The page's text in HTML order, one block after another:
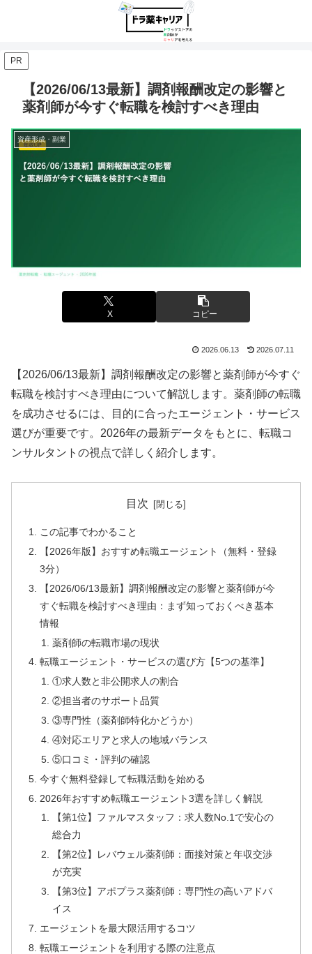
PR
【2026/06/13最新】調剤報酬改定の影響と
薬剤師が今すぐ転職を検討すべき理由
資産形成・副業
X コピー
2026.06.13 2026.07.11
【2026/06/13最新】調剤報酬改定の影響と薬剤師が今すぐ
転職を検討すべき理由について解説します。薬剤師の転職
を成功させるには、目的に合ったエージェント・サービス
選びが重要です。2026年の最新データをもとに、転職コ
ンサルタントの視点で詳しく紹介します。
目次
この記事でわかること
【2026年版】おすすめ転職エージェント（無料・登録
3分）
【2026/06/13最新】調剤報酬改定の影響と薬剤師が今
すぐ転職を検討すべき理由：まず知っておくべき基本
情報
薬剤師の転職市場の現状
転職エージェント・サービスの選び方【5つの基準】
①求人数と非公開求人の割合
②担当者のサポート品質
③専門性（薬剤師特化かどうか）
④対応エリアと求人の地域バランス
⑤口コミ・評判の確認
今すぐ無料登録して転職活動を始める
2026年おすすめ転職エージェント3選を詳しく解説
【第1位】ファルマスタッフ：求人数No.1で安心の
総合力
【第2位】レバウェル薬剤師：面接対策と年収交渉
が充実
【第3位】アポプラス薬剤師：専門性の高いアドバ
イス
エージェントを最大限活用するコツ
転職エージェントを利用する際の注意点